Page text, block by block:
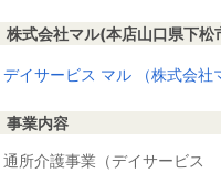
株式会社マル(本店山口県下
デイサービス マル （株式会社
事業内容
通所介護事業（デイサービス